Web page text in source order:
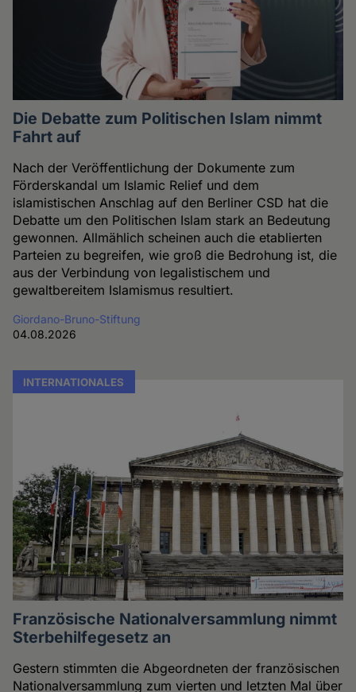
Die Debatte zum Politischen Islam nimmt
Fahrt auf
Nach der Veröffentlichung der Dokumente zum
Förderskandal um Islamic Relief und dem
islamistischen Anschlag auf den Berliner CSD hat die
Debatte um den Politischen Islam stark an Bedeutung
gewonnen. Allmählich scheinen auch die etablierten
Parteien zu begreifen, wie groß die Bedrohung ist, die
aus der Verbindung von legalistischem und
gewaltbereitem Islamismus resultiert.
Giordano-Bruno-Stiftung
04.08.2026
INTERNATIONALES
Französische Nationalversammlung nimmt
Sterbehilfegesetz an
Gestern stimmten die Abgeordneten der französischen
Nationalversammlung zum vierten und letzten Mal über